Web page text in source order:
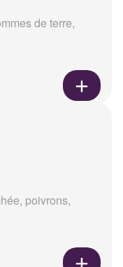
de terre,
poivrons,